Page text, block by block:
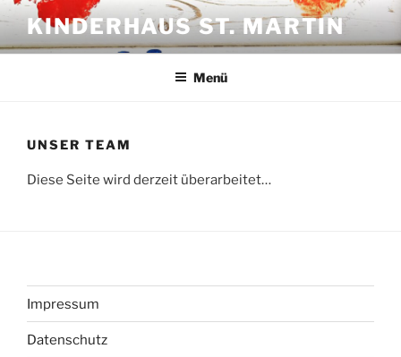
Zum
Inhalt
springen
KINDERHAUS ST. MARTIN
Menü
UNSER TEAM
Diese Seite wird derzeit überarbeitet…
Impressum
Datenschutz